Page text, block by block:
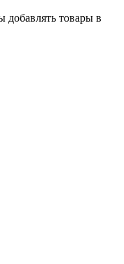
добавлять товары в